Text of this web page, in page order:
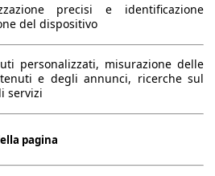
4600 mm
1740 mm
-
precisi e identificazione
del dispositivo
personalizzati, misurazione delle
e degli annunci, ricerche sul
servizi
pagina